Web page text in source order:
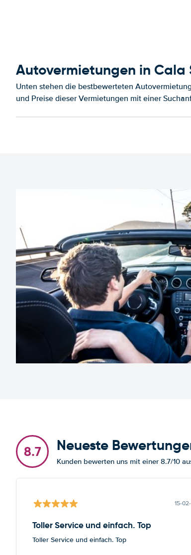
Autovermietungen in Cala
Unten stehen die bestbewerteten
und Preise dieser Vermietungen mit einer
8.7 Neueste
Kunden bewerten uns mit einer 8.7/10
15-
Toller Service und einfach. Top
Toller Service und einfach. Top